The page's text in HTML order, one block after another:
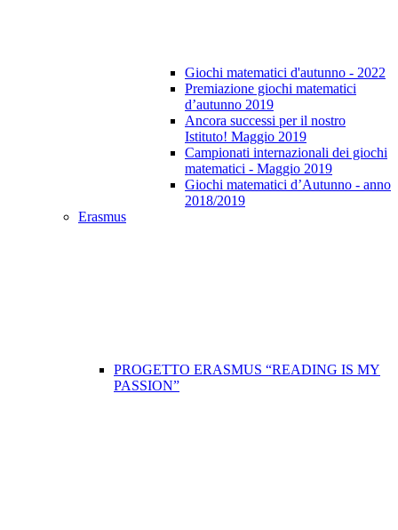
Giochi matematici d'autunno - 2022
Premiazione giochi matematici
d’autunno 2019
Ancora successi per il nostro
Istituto! Maggio 2019
Campionati internazionali dei giochi
matematici - Maggio 2019
Giochi matematici d’Autunno - anno
2018/2019
Erasmus
PROGETTO ERASMUS “READING IS MY
PASSION”